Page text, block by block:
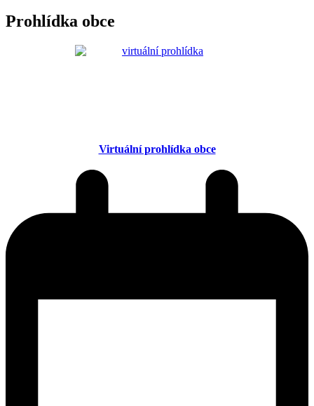
Prohlídka obce
Virtuální prohlídka obce